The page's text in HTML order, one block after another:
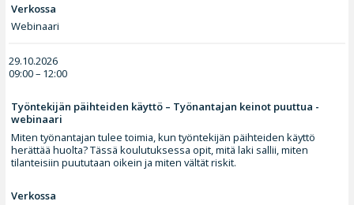
Verkossa
Webinaari
29.10.2026
09:00 – 12:00
Työntekijän päihteiden käyttö – Työnantajan keinot puuttua -
webinaari
Miten työnantajan tulee toimia, kun työntekijän päihteiden käyttö
herättää huolta? Tässä koulutuksessa opit, mitä laki sallii, miten
tilanteisiin puututaan oikein ja miten vältät riskit.
Verkossa